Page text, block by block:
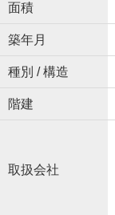
面積
築年月
種別 / 構造
階建
取扱会社